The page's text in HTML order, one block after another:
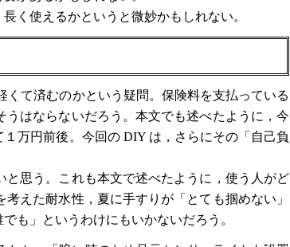
く使えるかというと微妙かもしれない。
て済むのかという疑問。保険料を支払っている
はならないだろう。本文でも述べたように，今
万円前後。今回の DIY は，さらにその「自己負
思う。これも本文で述べたように，使う人がど
えた耐水性，夏に手すりが「とても掴めない」
も」というわけにもいかないだろう。